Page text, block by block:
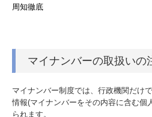
周知徹底
マイナンバーの取扱いの
マイナンバー制度では、行政機関だけ
情報(マイナンバーをその内容に含む個
られます。